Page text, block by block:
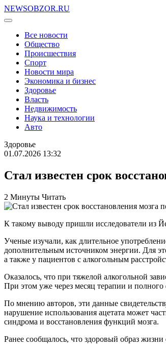
NEWSOBZOR.RU
Все новости
Общество
Происшествия
Спорт
Новости мира
Экономика и бизнес
Здоровье
Власть
Недвижимость
Наука и технологии
Авто
Здоровье
01.07.2026 13:32
Стал известен срок
2 Минуты Читать
К такому выводу пришли исследователи из
Ученые изучали, как длительное
дополнительным источником энергии. Для
а также у пациентов с алкогольным
Оказалось, что при тяжелой алкогольной
При этом уже через месяц терапии и полного
По мнению авторов, эти данные
нарушение использования ацетата может
синдрома и восстановления функций мозга.
Ранее сообщалось, что здоровый образ